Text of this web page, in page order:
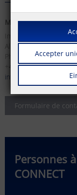
METZ CONNECT
Im Tal 2 | 78176
Allemagne
Phone +49 (0)7702
+49 (0)7702 533-119
info(at)metz-
Formulaire de
Personnes
CONNECT
Accepter